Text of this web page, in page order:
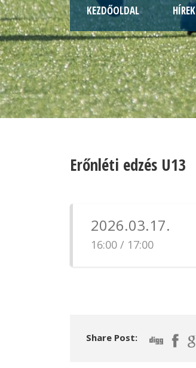
KEZDŐOLDAL HÍREK
Erőnléti edzés U13
2026.03.17.
16:00 / 17:00
Share Post: